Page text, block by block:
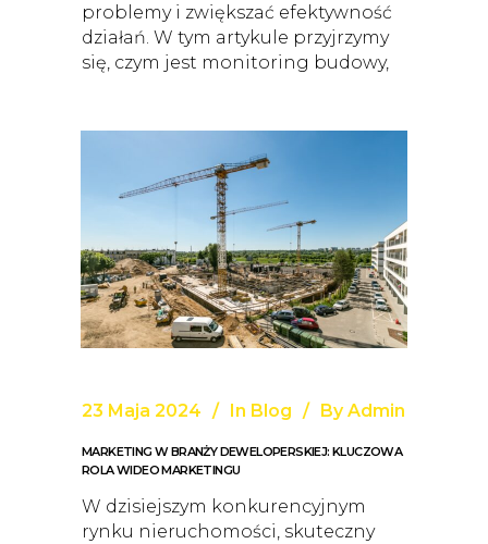
problemy i zwiększać efektywność
działań. W tym artykule przyjrzymy
się, czym jest monitoring budowy,
23 Maja 2024 In Blog By Admin
MARKETING W BRANŻY DEWELOPERSKIEJ: KLUCZOWA
ROLA WIDEO MARKETINGU
W dzisiejszym konkurencyjnym
rynku nieruchomości, skuteczny